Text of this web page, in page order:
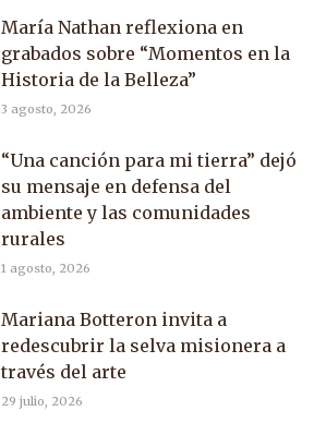
María Nathan reflexiona en
grabados sobre “Momentos en la
Historia de la Belleza”
3 agosto, 2026
“Una canción para mi tierra” dejó
su mensaje en defensa del
ambiente y las comunidades
rurales
1 agosto, 2026
Mariana Botteron invita a
redescubrir la selva misionera a
través del arte
29 julio, 2026